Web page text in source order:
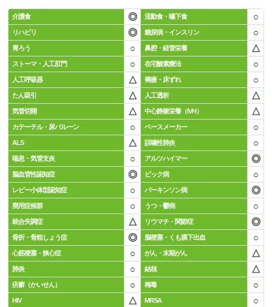
介護食 ◎ 流動食・嚥下食 ○
リハビリ ◎ 糖尿病・インスリン ○
胃ろう ○ 鼻腔・経管栄養 △
ストーマ・人工肛門 ○ 在宅酸素療法 ○
人工呼吸器 △ 褥瘡・床ずれ ○
たん吸引 △ 人工透析 △
気管切開 △ 中心静脈栄養（IVH） △
カテーテル・尿バルーン ○ ペースメーカー ○
ALS △ 誤嚥性肺炎 ○
喘息・気管支炎 ○ アルツハイマー ◎
脳血管性認知症 ◎ ピック病 ○
レビー小体型認知症 ○ パーキンソン病 ◎
廃用症候群 ○ うつ・鬱病 ○
統合失調症 △ リウマチ・関節症 ◎
骨折・骨粗しょう症 ◎ 脳梗塞・くも膜下出血 ○
心筋梗塞・狭心症 ○ がん・末期がん △
肺炎 ○ 結核 △
疥癬（かいせん） ○ 梅毒 ○
HIV △ MRSA ○